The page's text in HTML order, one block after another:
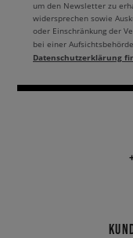
um den Newsletter zu
widersprechen sowie
oder Einschränkung der
bei einer
Datenschutzerklärung